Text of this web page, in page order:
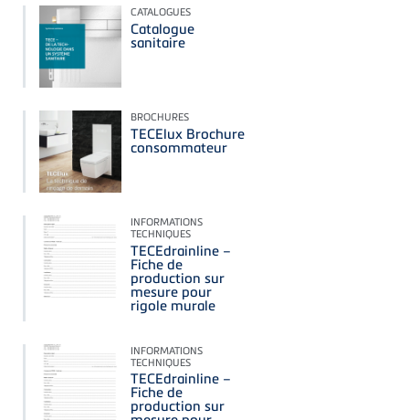
CATALOGUES
Catalogue
sanitaire
BROCHURES
TECElux Brochure
consommateur
INFORMATIONS
TECHNIQUES
TECEdrainline –
Fiche de
production sur
mesure pour
rigole murale
INFORMATIONS
TECHNIQUES
TECEdrainline –
Fiche de
production sur